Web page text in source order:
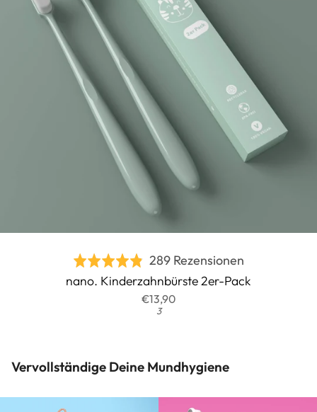
Bewertet
mit
289 Rezensionen
auf
nano. Kinderzahnbürste 2er-Pack
€13,90
3
Vervollständige Deine Mundhygiene